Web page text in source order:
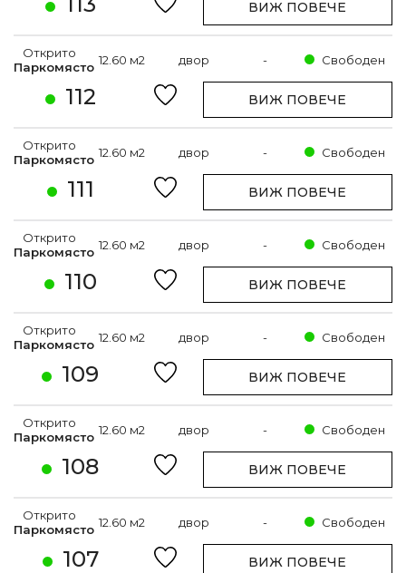
ВИЖ ПОВЕЧЕ
112
Открито
Паркомясто 12.60 м2 двор - Свободен
ВИЖ ПОВЕЧЕ
111
Открито
Паркомясто 12.60 м2 двор - Свободен
ВИЖ ПОВЕЧЕ
110
Открито
Паркомясто 12.60 м2 двор - Свободен
ВИЖ ПОВЕЧЕ
109
Открито
Паркомясто 12.60 м2 двор - Свободен
ВИЖ ПОВЕЧЕ
108
Открито
Паркомясто 12.60 м2 двор - Свободен
ВИЖ ПОВЕЧЕ
107
Открито
Паркомясто 12.60 м2 двор - Свободен
ВИЖ ПОВЕЧЕ